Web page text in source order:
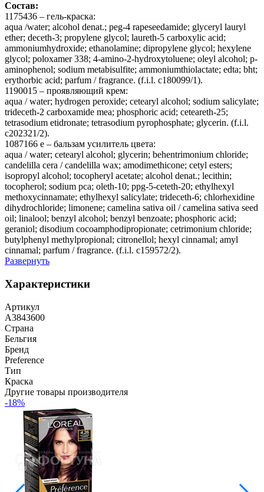
Состав:
1175436 – гель-краска:
aqua /water; alcohol denat.; peg-4 rapeseedamide; glyceryl lauryl
ether; deceth-3; propylene glycol; laureth-5 carboxylic acid;
ammoniumhydroxide; ethanolamine; dipropylene glycol; hexylene
glycol; poloxamer 338; 4-amino-2-hydroxytoluene; oleyl alcohol; p-
aminophenol; sodium metabisulfite; ammoniumthiolactate; edta; bht;
erythorbic acid; parfum / fragrance. (f.i.l. c180099/1).
1190015 – проявляющий крем:
aqua / water; hydrogen peroxide; cetearyl alcohol; sodium salicylate;
trideceth-2 carboxamide mea; phosphoric acid; ceteareth-25;
tetrasodium etidronate; tetrasodium pyrophosphate; glycerin. (f.i.l.
c202321/2).
1087166 e – бальзам усилитель цвета:
aqua / water; cetearyl alcohol; glycerin; behentrimonium chloride;
candelilla cera / candelilla wax; amodimethicone; cetyl esters;
isopropyl alcohol; tocopheryl acetate; alcohol denat.; lecithin;
tocopherol; sodium pca; oleth-10; ppg-5-ceteth-20; ethylhexyl
methoxycinnamate; ethylhexyl salicylate; trideceth-6; chlorhexidine
dihydrochloride; limonene; camelina sativa oil / camelina sativa seed
oil; linalool; benzyl alcohol; benzyl benzoate; phosphoric acid;
geraniol; disodium cocoamphodipropionate; cetrimonium chloride;
butylphenyl methylpropional; citronellol; hexyl cinnamal; amyl
cinnamal; parfum / fragrance. (f.i.l. c159572/2).
Развернуть
Характеристики
Артикул
A3843600
Страна
Бельгия
Бренд
Preference
Тип
Краска
Другие товары производителя
-18%